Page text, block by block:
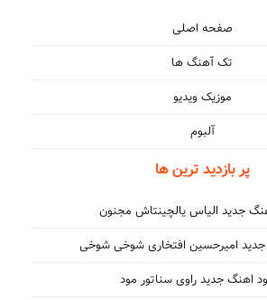
صفحه اصلی
تک آهنگ ها
موزیک ویدیو
آلبوم
پر بازدید ترین ها
جدید الیاس یالچینتاش مجنون
جدید امیرحسین افتخاری شوخی شوخی
اهنگ جدید راوی سناتور مود